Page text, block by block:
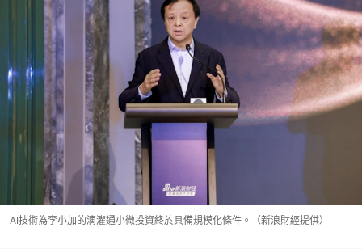
AI技術為李小加的滴灌通小微投資終於具備規模化條件。（新浪財經提供）